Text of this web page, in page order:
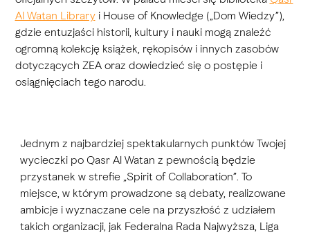
Al Watan Libraryi House of Knowledge („Dom Wiedzy”),
gdzie entuzjaści historii, kultury i nauki mogą znaleźć
ogromną kolekcję książek, rękopisów i innych zasobów
dotyczących ZEA oraz dowiedzieć się o postępie i
osiągnięciach tego narodu.
Jednym z najbardziej spektakularnych punktów Twojej
wycieczki po Qasr Al Watan z pewnością będzie
przystanek w strefie „Spirit of Collaboration”. To
miejsce, w którym prowadzone są debaty, realizowane
ambicje i wyznaczane cele na przyszłość z udziałem
takich organizacji, jak Federalna Rada Najwyższa, Liga